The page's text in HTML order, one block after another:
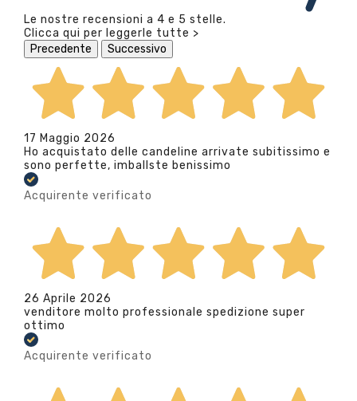
Le nostre recensioni a 4 e 5 stelle.
Clicca qui per leggerle tutte >
Precedente
Successivo
17 Maggio 2026
Ho acquistato delle candeline arrivate subitissimo e
sono perfette, imballste benissimo
Acquirente verificato
26 Aprile 2026
venditore molto professionale spedizione super
ottimo
Acquirente verificato